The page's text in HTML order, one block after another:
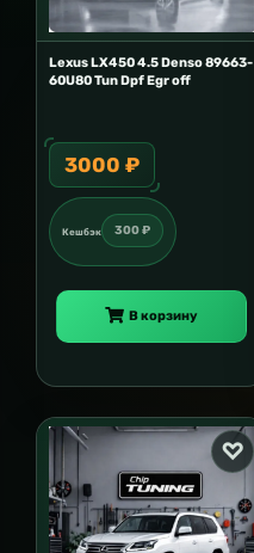
Lexus LX450 4.5 Denso 89663-
60U80 Tun Dpf Egr off
3000 ₽
Кешбэк 300 ₽
В корзину